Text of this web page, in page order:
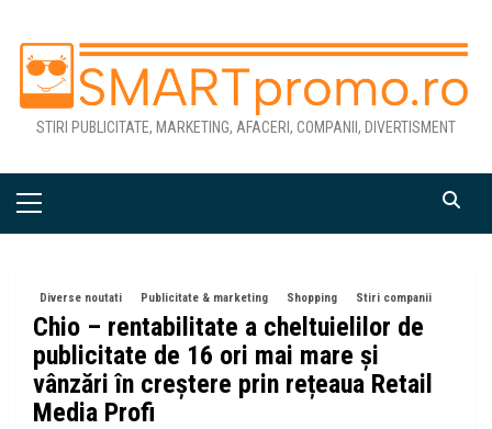
content
STIRI PUBLICITATE, MARKETING, AFACERI, COMPANII, DIVERTISMENT
Primary
Diverse noutati Publicitate & marketing Shopping Stiri companii
Chio – rentabilitate a cheltuielilor de
publicitate de 16 ori mai mare și
vânzări în creștere prin rețeaua Retail
Media Profi